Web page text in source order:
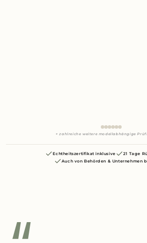
+ zahlreiche weitere modellabhängige
Echtheitszertifikat inklusive
21 Tage
Auch von Behörden & Unternehmen